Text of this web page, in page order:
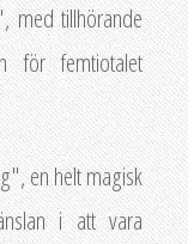
med tillhörande
för femtiotalet
en helt magisk
i att vara